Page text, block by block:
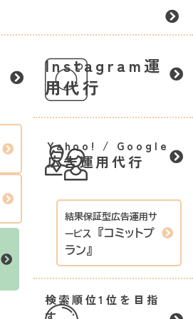
Instagram運
用代行
Yahoo! / Google
広告運用代行
結果保証型広告運用サ
ービス
『コミットプ
ラン』
検索順位1位を目指